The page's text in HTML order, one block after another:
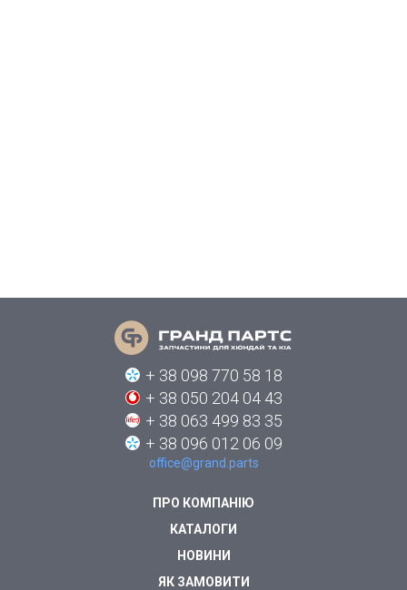
ПРО КОМПАНІЮ
КАТАЛОГИ
НОВИНИ
ЯК ЗАМОВИТИ
+ 38 098 770 58 18
+ 38 050 204 04 43
+ 38 063 499 83 35
+ 38 096 012 06 09
office@grand.parts